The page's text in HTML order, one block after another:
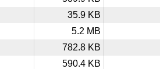
35.9 KB
5.2 MB
782.8 KB
590.4 KB